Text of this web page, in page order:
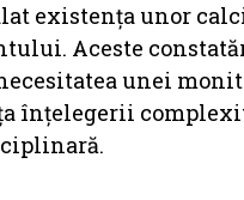
existența unor
Aceste
unei
înțelegerii